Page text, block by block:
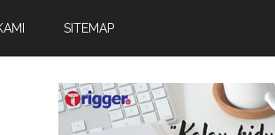
SITEMAP